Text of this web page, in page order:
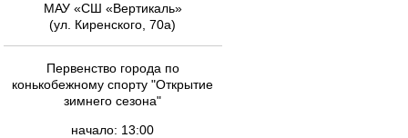
МАУ «СШ «Вертикаль»
(ул. Киренского, 70а)
Первенство города по
конькобежному спорту "Открытие
зимнего сезона"
начало: 13:00